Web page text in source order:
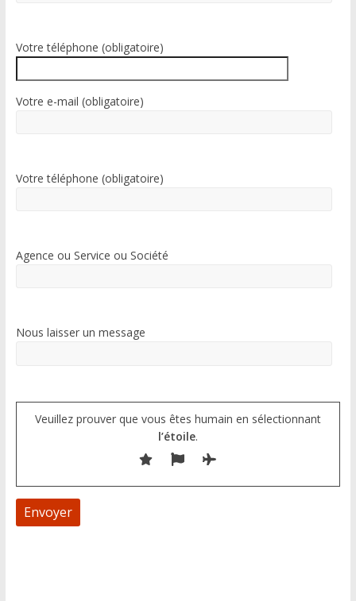
i
v
e
:
Votre téléphone (obligatoire)
Votre e-mail (obligatoire)
Votre téléphone (obligatoire)
Agence ou Service ou Société
Nous laisser un message
Veuillez prouver que vous êtes humain en sélectionnant
l’étoile.